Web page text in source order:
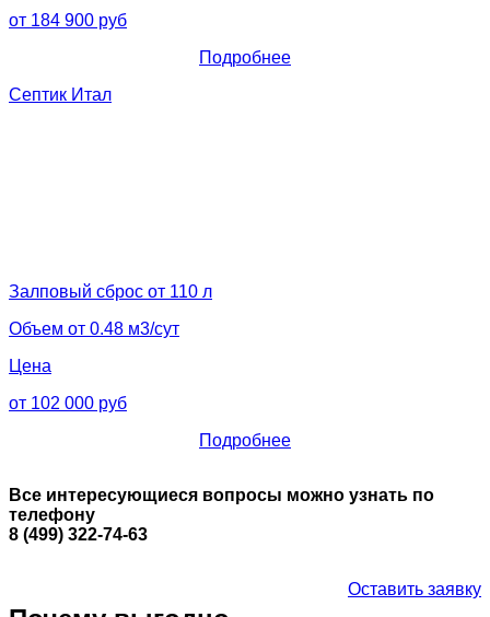
от 184 900 руб
Подробнее
Септик Итал
Залповый сброс от 110 л
Объем от 0.48 м3/сут
Цена
от 102 000 руб
Подробнее
Все интересующиеся вопросы можно узнать по
телефону
8 (499) 322-74-63
Оставить заявку